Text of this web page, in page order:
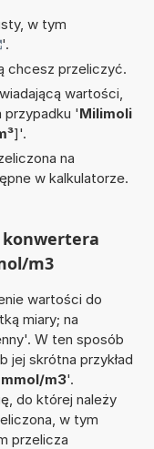
w tym
'.
chcesz przeliczyć.
wartości,
'Milimoli
]'.
na
w kalkulatorze.
konwertera
m3
wartości do
miary; na
W ten sposób
jej skrótna przykład
mmol/m3'.
do której należy
w tym
przelicza